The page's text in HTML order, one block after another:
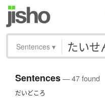
Sentences ▾
Sentences— 47 found
だいどころ